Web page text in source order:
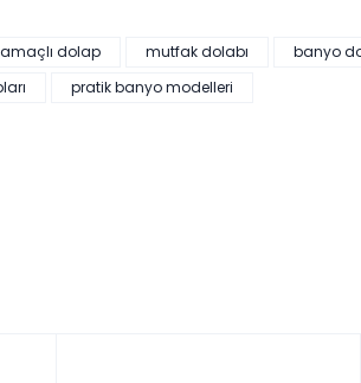
dolap mutfak dolabı banyo
pratik banyo modelleri